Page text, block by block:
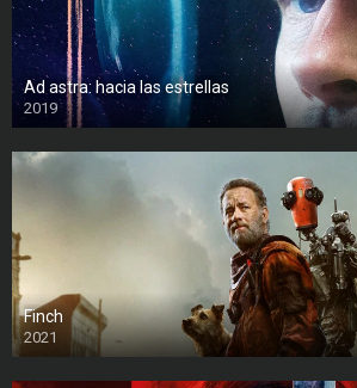
Ad astra: hacia las estrellas
2019
Finch
2021